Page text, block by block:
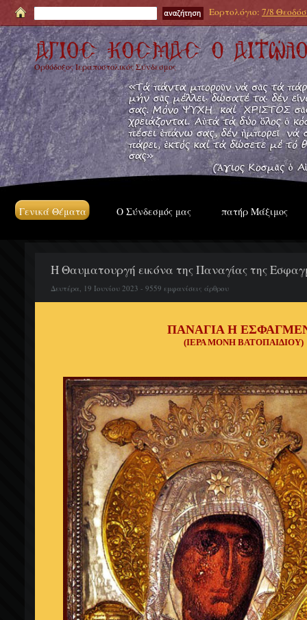
Εορτολόγιο: 7/8
Ορθόδοξος Ιεραποστολικός Σύνδεσμος
Γενικά Θέματα Ο Σύνδεσμός μας πατήρ Μάξιμος
Η Θαυματουργή εικόνα της Παναγίας της
Δευτέρα, 19 Ιουνίου 2023 - 9559 εμφανίσεις άρθρου
ΠΑΝΑΓΙΑ Η
(ΙΕΡΑ ΜΟΝΗ ΒΑΤΟΠΑΙΔΙΟΥ)